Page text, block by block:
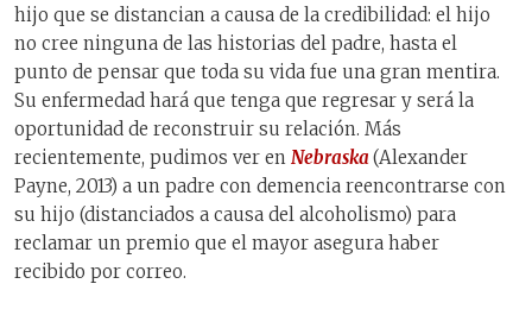
hijo que se distancian a causa de la credibilidad: el hijo
no cree ninguna de las historias del padre, hasta el
punto de pensar que toda su vida fue una gran mentira.
Su enfermedad hará que tenga que regresar y será la
oportunidad de reconstruir su relación. Más
recientemente, pudimos ver en Nebraska (Alexander
Payne, 2013) a un padre con demencia reencontrarse con
su hijo (distanciados a causa del alcoholismo) para
reclamar un premio que el mayor asegura haber
recibido por correo.